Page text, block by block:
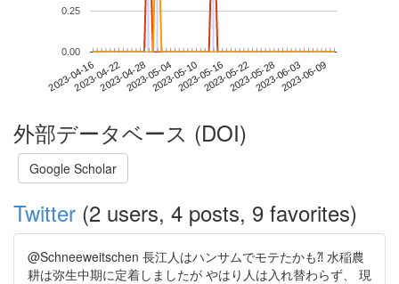
2023-04-162023-04-222023-04-282023-05-042023-05-102023-05-162023-05-222023-05-282023-06-032023-06-09
0.00
0.25
外部データベース (DOI)
Google Scholar
Twitter (2 users, 4 posts, 9 favorites)
@Schneeweitschen 長江人はハンサムでモテたかも⁈ 水稲農
耕は弥生中期に定着しましたが やはり人は入れ替わらず、 現